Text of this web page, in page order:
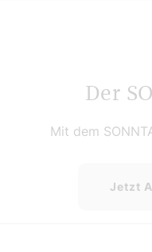
Der
Mit dem
Jetzt